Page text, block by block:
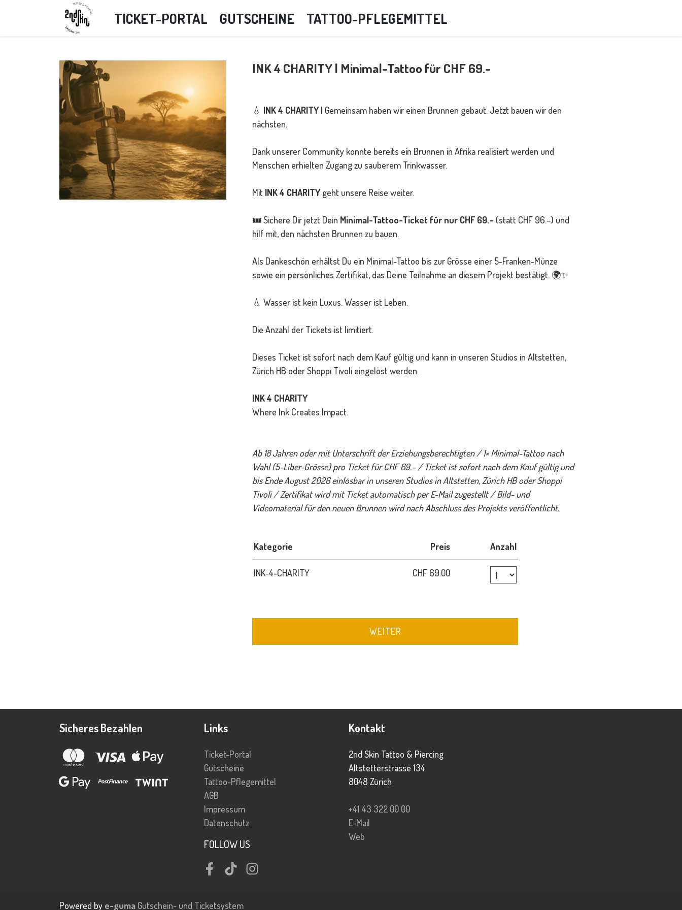
TICKET-PORTAL GUTSCHEINE TATTOO-PFLEGEMITTEL
INK 4 CHARITY | Minimal-Tattoo für CHF 69.-
💧 INK 4 CHARITY | Gemeinsam haben wir einen Brunnen gebaut. Jetzt bauen wir den
nächsten.
Dank unserer Community konnte bereits ein Brunnen in Afrika realisiert werden und
Menschen erhielten Zugang zu sauberem Trinkwasser.
Mit INK 4 CHARITY geht unsere Reise weiter.
🎟️ Sichere Dir jetzt Dein Minimal-Tattoo-Ticket für nur CHF 69.– (statt CHF 96.–) und
hilf mit, den nächsten Brunnen zu bauen.
Als Dankeschön erhältst Du ein Minimal-Tattoo bis zur Grösse einer 5-Franken-Münze
sowie ein persönliches Zertifikat, das Deine Teilnahme an diesem Projekt bestätigt. 🌍✨
💧 Wasser ist kein Luxus. Wasser ist Leben.
Die Anzahl der Tickets ist limitiert.
Dieses Ticket ist sofort nach dem Kauf gültig und kann in unseren Studios in Altstetten,
Zürich HB oder Shoppi Tivoli eingelöst werden.
INK 4 CHARITY
Where Ink Creates Impact.
Ab 18 Jahren oder mit Unterschrift der Erziehungsberechtigten / 1× Minimal-Tattoo nach
Wahl (5-Liber-Grösse) pro Ticket für CHF 69.– / Ticket ist sofort nach dem Kauf gültig und
bis Ende August 2026 einlösbar in unseren Studios in Altstetten, Zürich HB oder Shoppi
Tivoli / Zertifikat wird mit Ticket automatisch per E-Mail zugestellt / Bild- und
Videomaterial für den neuen Brunnen wird nach Abschluss des Projekts veröffentlicht.
Kategorie Preis Anzahl
INK-4-CHARITY CHF 69.00 Anzahl Tickets INK-4-CHARITY
WEITER
Sicheres Bezahlen Links
Ticket-Portal
Gutscheine
Tattoo-Pflegemittel
AGB
Impressum
Datenschutz
FOLLOW US
FacebookTikTokInstagram
Kontakt
2nd Skin Tattoo & Piercing
Altstetterstrasse 134
8048 Zürich
+41 43 322 00 00
E-Mail
Web
Powered by e-guma Gutschein- und Ticketsystem